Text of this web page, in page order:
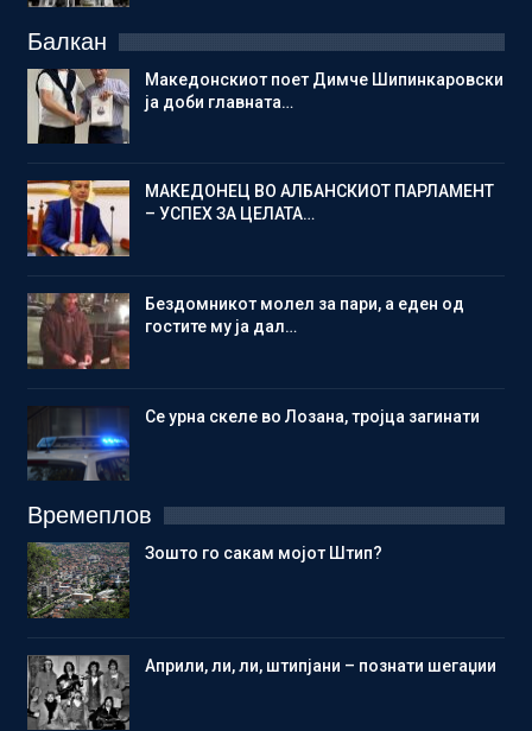
Балкан
Македонскиот поет Димче Шипинкаровски
ја доби главната…
МАКЕДОНЕЦ ВО АЛБАНСКИОТ ПАРЛАМЕНТ
– УСПЕХ ЗА ЦЕЛАТА…
Бездомникот молел за пари, а еден од
гостите му ја дал…
Се урна скеле во Лозана, тројца загинати
Времеплов
Зошто го сакам мојот Штип?
Aприли, ли, ли, штипјани – познати шегаџии